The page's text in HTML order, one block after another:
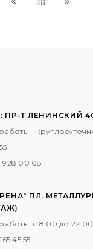
ПР-Т ЛЕНИНСКИЙ
-
928 00 08
ПЛ.
с 8.00 до 22.00
45 55